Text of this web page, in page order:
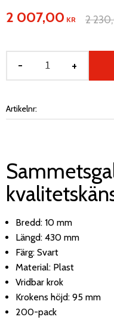
Nedsatt pris:
2 007,00 KR 2
+
-
Artikelnr
Bredd: 10 mm
Längd: 430 mm
Färg: Svart
Material: Plast
Vridbar krok
Krokens höjd: 95 mm
200-pack